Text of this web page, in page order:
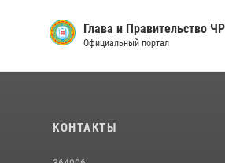
Глава и Правительство ЧР
Официальный портал
КОНТАКТЫ